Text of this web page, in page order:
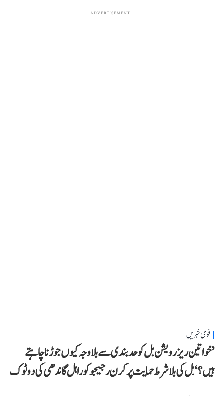
ADVERTISEMENT
قومی خبریں
’خواتین ریزرویشن بل کو حدبندی سے بلا وجہ کیوں جوڑنا چاہتے
ہیں؟‘ بل کی بلا شرط حمایت پر کرن رجیجو کو راہل گاندھی کی دوٹوک